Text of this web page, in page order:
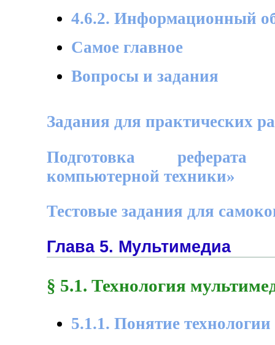
4.6.2. Информационный
Самое главное
Вопросы и задания
Задания для практических
Подготовка
компьютерной техники»
Тестовые задания для
Глава 5. Мультимедиа
§ 5.1. Технология
5.1.1. Понятие